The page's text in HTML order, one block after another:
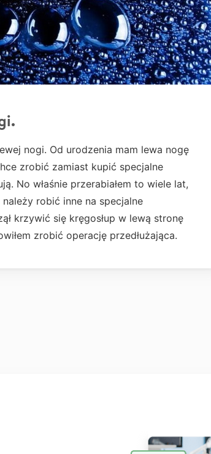
nogi. Od urodzenia mam lewa nogę
zrobić zamiast kupić specjalne
No właśnie przerabiałem to wiele lat,
robić inne na specjalne
krzywić się kręgosłup w lewą stronę
zrobić operację przedłużająca.